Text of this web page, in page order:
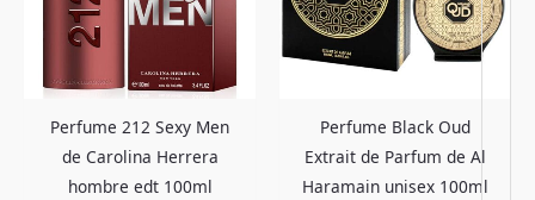
Perfume 212 Sexy Men
de Carolina Herrera
hombre edt 100ml
Perfume Black Oud
Extrait de Parfum de Al
Haramain unisex 100ml